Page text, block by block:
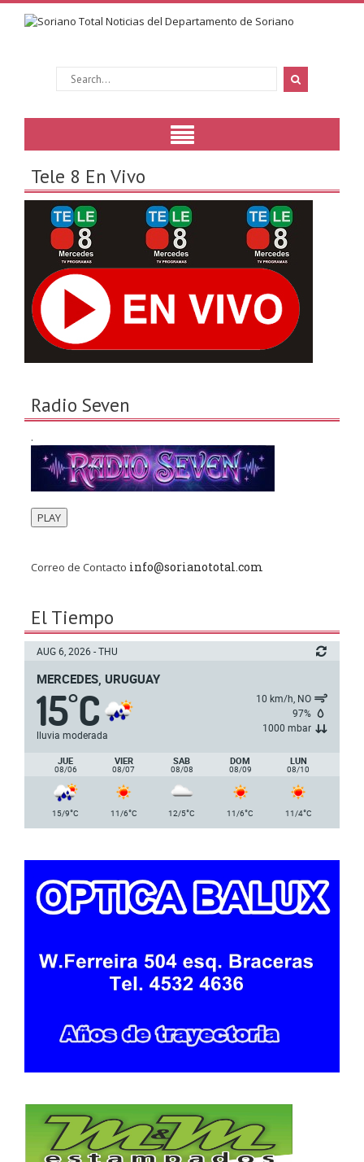
Tele 8 En Vivo
Radio Seven
.
PLAY
Correo de Contacto info@sorianototal.com
El Tiempo
AUG 6, 2026 - THU
MERCEDES, URUGUAY
15°C
lluvia moderada
10 km/h, NO
97%
1000 mbar
JUE
08/06
VIER
08/07
SAB
08/08
DOM
08/09
LUN
08/10
15/9°C 11/6°C 12/5°C 11/6°C 11/4°C